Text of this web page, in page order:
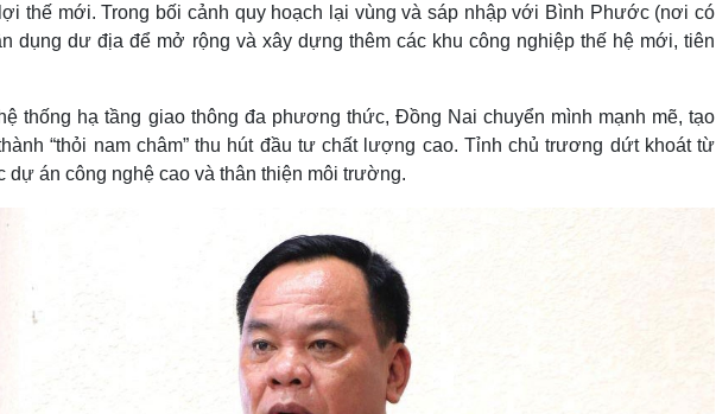
thế mới. Trong bối cảnh quy hoạch lại vùng và sáp nhập với Bình Phước (nơi có
dụng dư địa để mở rộng và xây dựng thêm các khu công nghiệp thế hệ mới, tiên
thống hạ tầng giao thông đa phương thức, Đồng Nai chuyển mình mạnh mẽ, tạo
“thỏi nam châm” thu hút đầu tư chất lượng cao. Tỉnh chủ trương dứt khoát từ
dự án công nghệ cao và thân thiện môi trường.